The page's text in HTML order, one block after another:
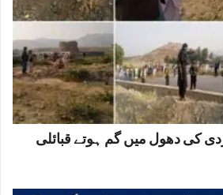
کی دھول میں گم ہوتے قبائلی